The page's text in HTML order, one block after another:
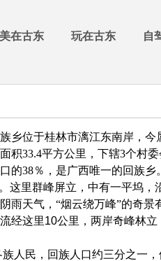
美在古东 玩在古东 自
乡位于桂林市漓江东南岸 ，
积33.4平方公里，下辖3个村委
的38％，是广西唯一的回族乡
这里群峰屏立，中有一平坞
雨天气，“烟云绕万峰”的奇景
经这里10公里，两岸奇峰林
族人民，回族人口约三分之一